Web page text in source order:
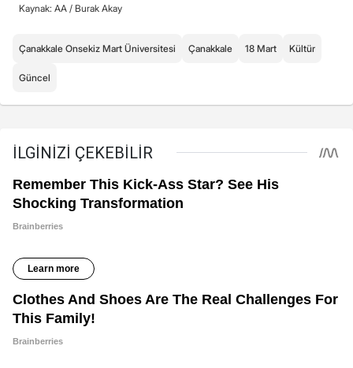
Kaynak: AA / Burak Akay
Çanakkale Onsekiz Mart Üniversitesi Çanakkale 18 Mart Kültür
Güncel